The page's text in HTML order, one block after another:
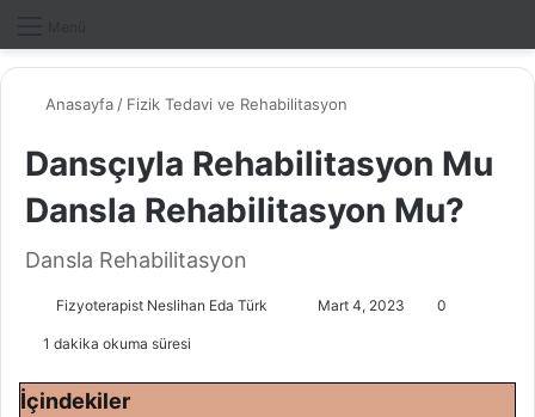
Anasayfa / Fizik Tedavi ve Rehabilitasyon
Dansçıyla Rehabilitasyon Mu
Dansla Rehabilitasyon Mu?
Dansla Rehabilitasyon
Fizyoterapist Neslihan Eda Türk Mart 4, 2023 0
1 dakika okuma süresi
İçindekiler